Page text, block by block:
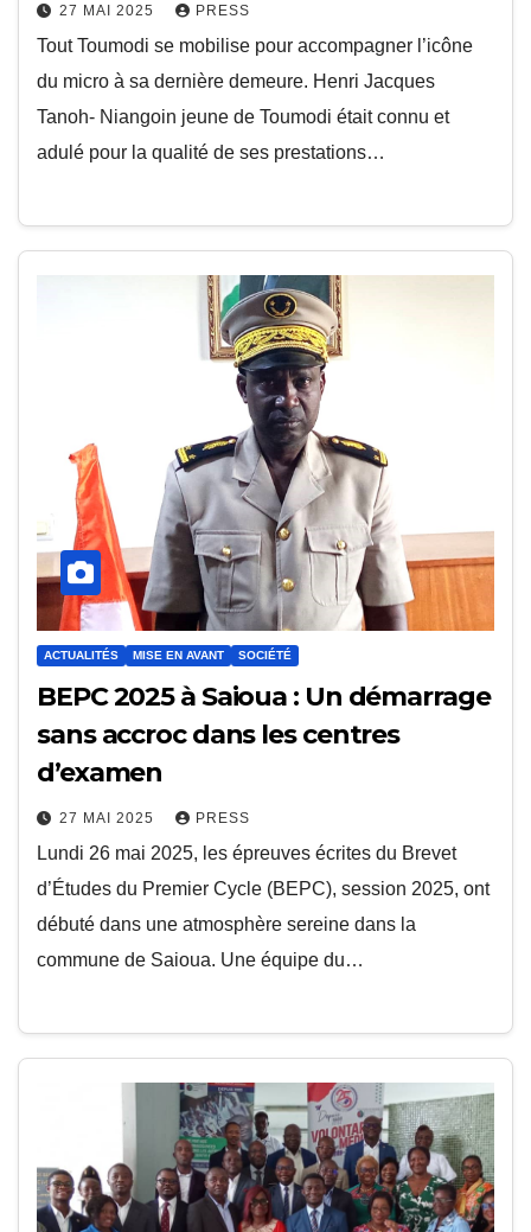
27 MAI 2025 PRESS
Tout Toumodi se mobilise pour accompagner l’icône
du micro à sa dernière demeure. Henri Jacques
Tanoh- Niangoin jeune de Toumodi était connu et
adulé pour la qualité de ses prestations…
ACTUALITÉS MISE EN AVANT SOCIÉTÉ
BEPC 2025 à Saioua : Un démarrage
sans accroc dans les centres
d’examen
27 MAI 2025 PRESS
Lundi 26 mai 2025, les épreuves écrites du Brevet
d’Études du Premier Cycle (BEPC), session 2025, ont
débuté dans une atmosphère sereine dans la
commune de Saioua. Une équipe du…